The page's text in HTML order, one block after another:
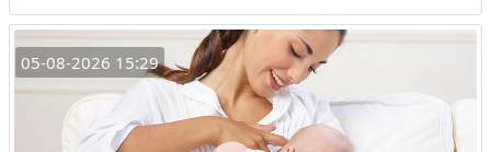
05-08-2026 15:29